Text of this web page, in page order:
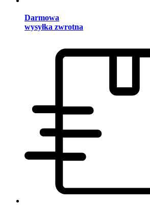
Darmowa
wysyłka zwrotna